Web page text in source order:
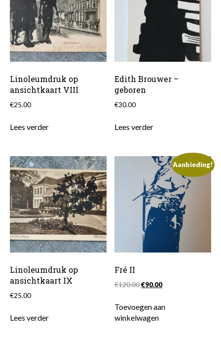
Linoleumdruk op
ansichtkaart VIII
€25.00
Lees verder
Edith Brouwer –
geboren
€30.00
Lees verder
Linoleumdruk op
ansichtkaart IX
€25.00
Lees verder
Aanbieding!
Fré II
€120.00Oorspronkelijke
was:
€120.00.
€90.00Huidige
is:
Toevoegen aan
winkelwagen